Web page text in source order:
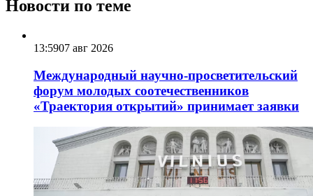
Новости по теме
13:5907 авг 2026
Международный научно-просветительский
форум молодых соотечественников
«Траектория открытий» принимает заявки